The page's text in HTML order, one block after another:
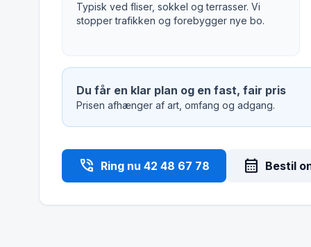
Typisk ved fliser, sokkel og terrasser. Vi
stopper trafikken og forebygger nye bo.
Du får en klar plan og en fast, fair pris
Prisen afhænger af art, omfang og adgang.
phone_in_talk Ring nu 42 48 67 78 calendar_month Bestil